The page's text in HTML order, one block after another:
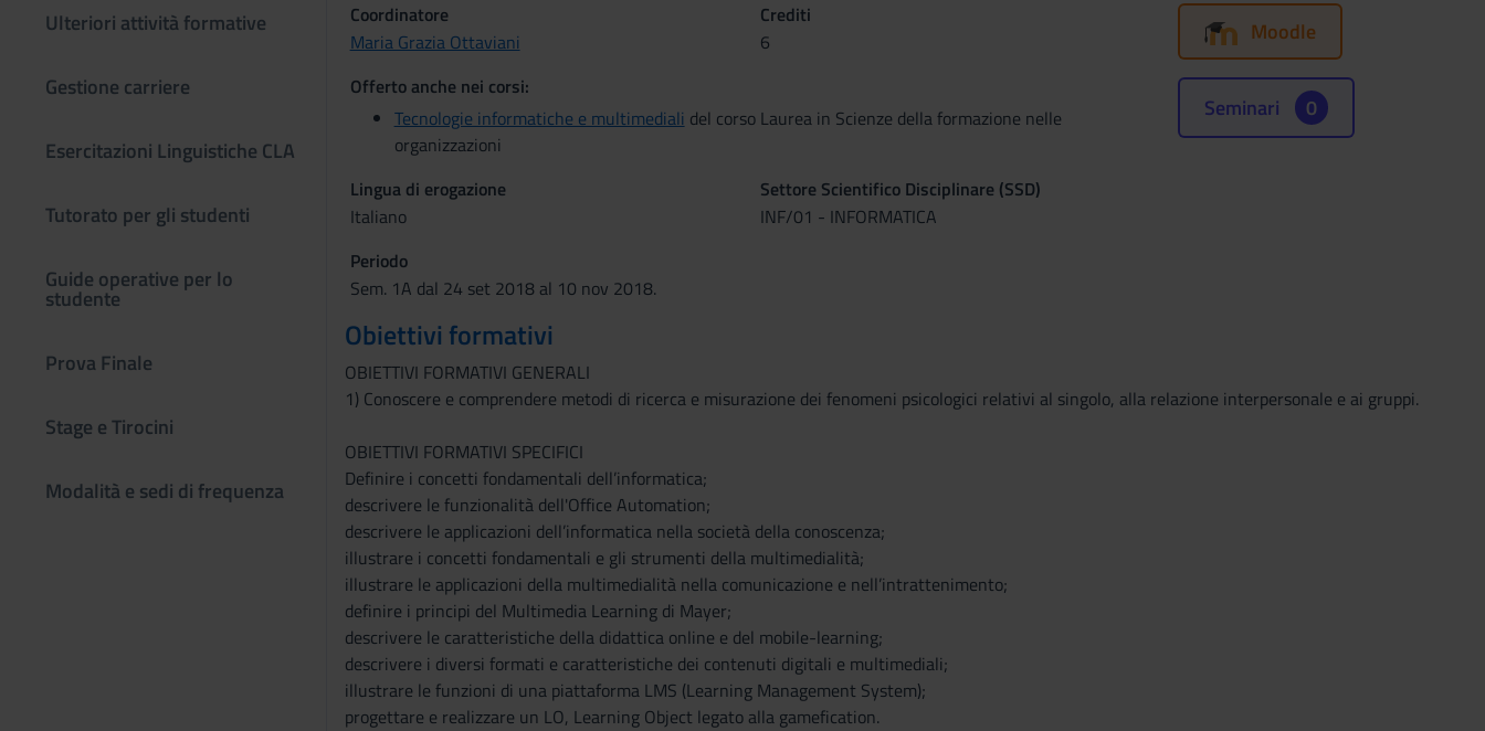
Ulteriori attività formative
Gestione carriere
Esercitazioni Linguistiche CLA
Tutorato per gli studenti
Guide operative per lo
studente
Prova Finale
Stage e Tirocini
Modalità e sedi di frequenza
Coordinatore
Maria Grazia Ottaviani
Crediti
6
Offerto anche nei corsi:
Tecnologie informatiche e multimediali del corso Laurea in Scienze della formazione nelle
organizzazioni
Lingua di erogazione
Italiano
Settore Scientifico Disciplinare (SSD)
INF/01 - INFORMATICA
Periodo
Sem. 1A dal 24 set 2018 al 10 nov 2018.
Moodle
Seminari 0
Obiettivi formativi
OBIETTIVI FORMATIVI GENERALI
1) Conoscere e comprendere metodi di ricerca e misurazione dei fenomeni psicologici relativi al singolo, alla relazione interpersonale e ai gruppi.
OBIETTIVI FORMATIVI SPECIFICI
Definire i concetti fondamentali dell’informatica;
descrivere le funzionalità dell'Office Automation;
descrivere le applicazioni dell’informatica nella società della conoscenza;
illustrare i concetti fondamentali e gli strumenti della multimedialità;
illustrare le applicazioni della multimedialità nella comunicazione e nell’intrattenimento;
definire i principi del Multimedia Learning di Mayer;
descrivere le caratteristiche della didattica online e del mobile-learning;
descrivere i diversi formati e caratteristiche dei contenuti digitali e multimediali;
illustrare le funzioni di una piattaforma LMS (Learning Management System);
progettare e realizzare un LO, Learning Object legato alla gamefication.